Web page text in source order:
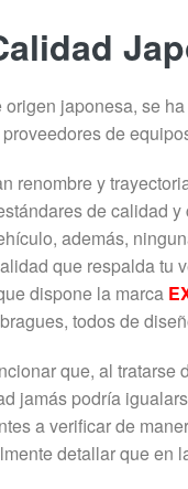
origen japonesa, se
de
renombre y
de calidad
además,
que respalda tu
dispone la marca
todos de
que, al
jamás podría
a verificar de
detallar que en